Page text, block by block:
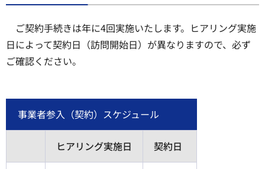
ご契約手続きは年に4回実施いたします。ヒアリング実施
日によって契約日（訪問開始日）が異なりますので、必ず
ご確認ください。
事業者参入（契約）スケジュール
ヒアリング実施日 契約日